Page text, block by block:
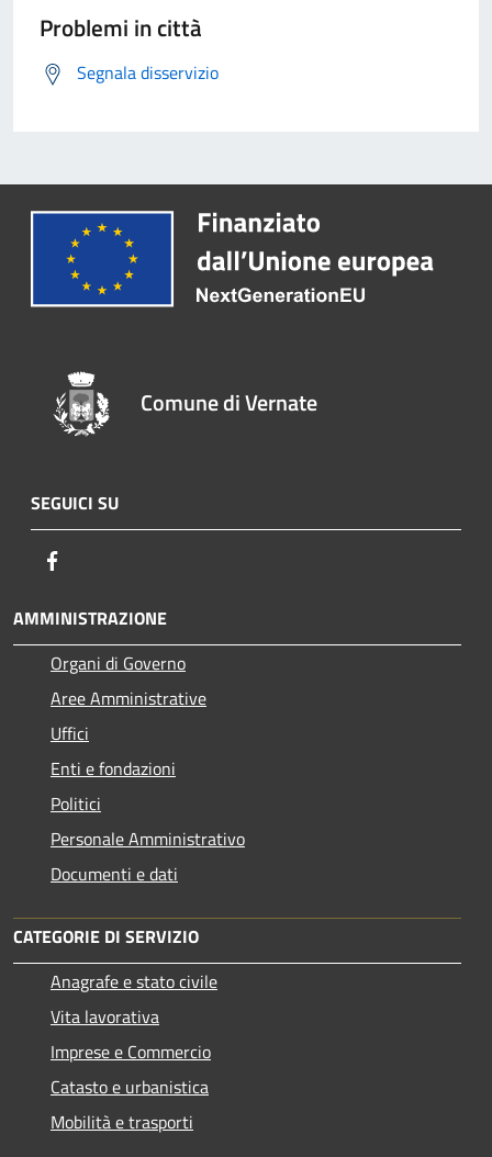
Problemi in città
Segnala disservizio
Comune di Vernate
SEGUICI SU
AMMINISTRAZIONE
Organi di Governo
Aree Amministrative
Uffici
Enti e fondazioni
Politici
Personale Amministrativo
Documenti e dati
CATEGORIE DI SERVIZIO
Anagrafe e stato civile
Vita lavorativa
Imprese e Commercio
Catasto e urbanistica
Mobilità e trasporti